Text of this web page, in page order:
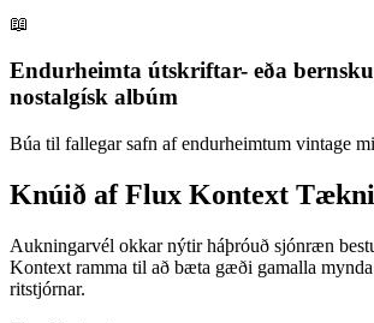
📖
Endurheimta útskriftar- eða
nostalgísk albúm
Búa til fallegar safn af endurheimtum vintage
Knúið af Flux Kontext Tækni
Aukningarvél okkar nýtir háþróuð sjónræn
Kontext ramma til að bæta gæði gamalla
ritstjórnar.